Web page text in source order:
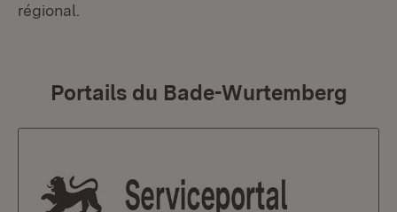
régional.
Portails du Bade-Wurtemberg